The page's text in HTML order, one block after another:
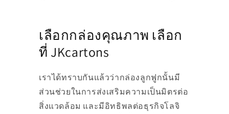
เลือกกล่องคุณภาพ เลือก
ที่ JKcartons
เราได้ทราบกันแล้วว่ากล่องลูกฟูกนั้นมี
ส่วนช่วยในการส่งเสริมความเป็นมิตรต่อ
สิ่งแวดล้อม และมีอิทธิพลต่อธุรกิจโลจิ